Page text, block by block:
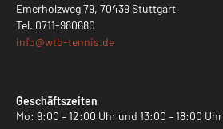
Emerholzweg 79, 70439 Stuttgart
Tel. 0711-980680
info@wtb-tennis.de
Geschäftszeiten
Mo: 9:00 – 12:00 Uhr und 13:00 – 18:00 Uhr